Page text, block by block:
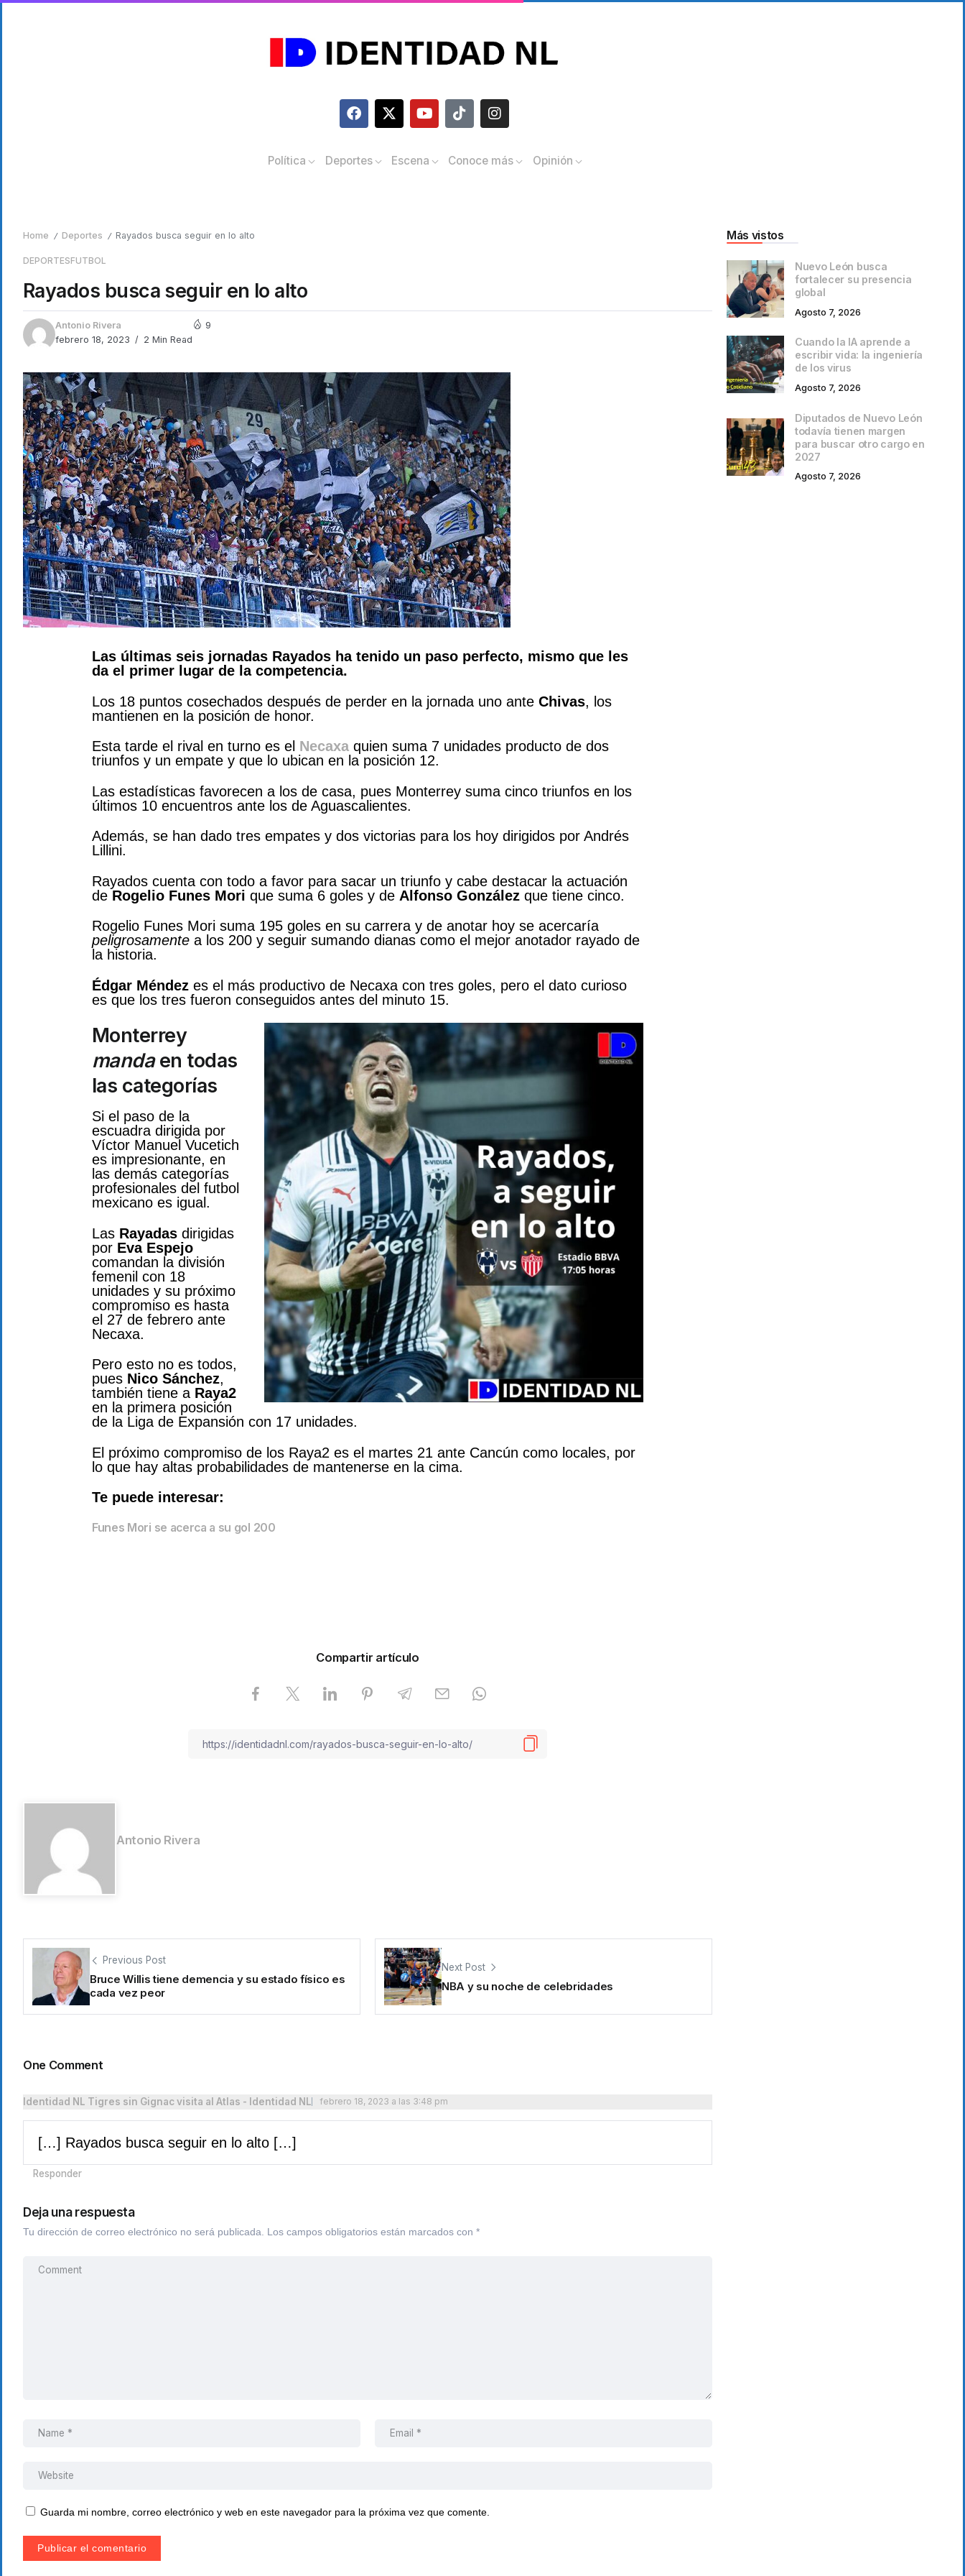
Política Deportes Escena Conoce más Opinión
Home / Deportes / Rayados busca seguir en lo alto
DEPORTESFUTBOL
Rayados busca seguir en lo alto
Antonio Rivera
febrero 18, 2023
2 Min Read
9
Las últimas seis jornadas Rayados ha tenido un paso perfecto, mismo que les
da el primer lugar de la competencia.
Los 18 puntos cosechados después de perder en la jornada uno ante Chivas, los
mantienen en la posición de honor.
Esta tarde el rival en turno es el Necaxa quien suma 7 unidades producto de dos
triunfos y un empate y que lo ubican en la posición 12.
Las estadísticas favorecen a los de casa, pues Monterrey suma cinco triunfos en los
últimos 10 encuentros ante los de Aguascalientes.
Además, se han dado tres empates y dos victorias para los hoy dirigidos por Andrés
Lillini.
Rayados cuenta con todo a favor para sacar un triunfo y cabe destacar la actuación
de Rogelio Funes Mori que suma 6 goles y de Alfonso González que tiene cinco.
Rogelio Funes Mori suma 195 goles en su carrera y de anotar hoy se acercaría
peligrosamente a los 200 y seguir sumando dianas como el mejor anotador rayado de
la historia.
Édgar Méndez es el más productivo de Necaxa con tres goles, pero el dato curioso
es que los tres fueron conseguidos antes del minuto 15.
Monterrey
mandaen todas
las categorías
Si el paso de la
escuadra dirigida por
Víctor Manuel Vucetich
es impresionante, en
las demás categorías
profesionales del futbol
mexicano es igual.
Las Rayadas dirigidas
por Eva Espejo
comandan la división
femenil con 18
unidades y su próximo
compromiso es hasta
el 27 de febrero ante
Necaxa.
Pero esto no es todos,
pues Nico Sánchez,
también tiene a Raya2
en la primera posición
de la Liga de Expansión con 17 unidades.
El próximo compromiso de los Raya2 es el martes 21 ante Cancún como locales, por
lo que hay altas probabilidades de mantenerse en la cima.
Te puede interesar:
Funes Mori se acerca a su gol 200
Compartir artículo
Antonio Rivera
Previous Post
Bruce Willis tiene demencia y su estado físico es
cada vez peor
Next Post
NBA y su noche de celebridades
One Comment
Identidad NL Tigres sin Gignac visita al Atlas - Identidad NL febrero 18, 2023 a las 3:48 pm
[…] Rayados busca seguir en lo alto […]
Responder
Deja una respuesta
Tu dirección de correo electrónico no será publicada. Los campos obligatorios están marcados con *
Guarda mi nombre, correo electrónico y web en este navegador para la próxima vez que comente.
Más vistos
Nuevo León busca
fortalecer su presencia
global
Agosto 7, 2026
Cuando la IA aprende a
escribir vida: la ingeniería
de los virus
Agosto 7, 2026
Diputados de Nuevo León
todavía tienen margen
para buscar otro cargo en
2027
Agosto 7, 2026